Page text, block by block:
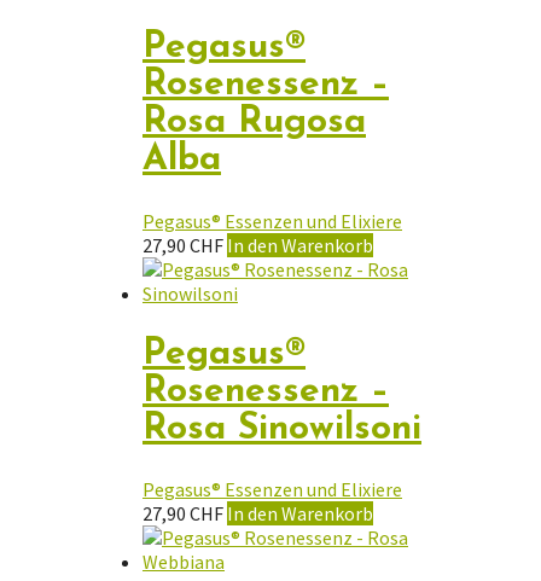
Pegasus®
Rosenessenz –
Rosa Rugosa
Alba
Pegasus® Essenzen und Elixiere
27,90 CHF In den Warenkorb
Pegasus®
Rosenessenz –
Rosa Sinowilsoni
Pegasus® Essenzen und Elixiere
27,90 CHF In den Warenkorb